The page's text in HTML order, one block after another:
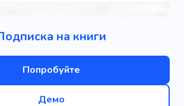
на книги
Попробуйте
Демо